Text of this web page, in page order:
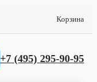
Корзина
+7 (495) 295-90-95